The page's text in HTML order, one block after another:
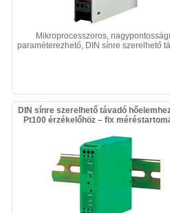
Mikroprocesszoros,
paraméterezhető, DIN sínre szerelhető
DIN sínre szerelhető távadó
Pt100 érzékelőhöz – fix